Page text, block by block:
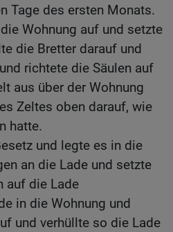
Tage des ersten Monats.
Wohnung auf und setzte
die Bretter darauf und
richtete die Säulen auf
aus über der Wohnung
Zeltes oben darauf, wie
hatte.
und legte es in die
an die Lade und setzte
auf die Lade
in die Wohnung und
und verhüllte so die Lade